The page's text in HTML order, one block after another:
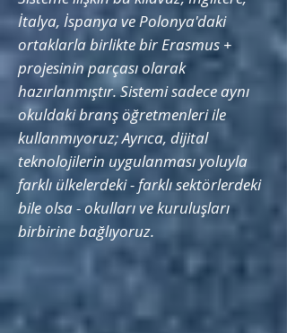
İtalya, İspanya ve Polonya'daki
ortaklarla birlikte bir Erasmus +
projesinin parçası olarak
hazırlanmıştır.Sistemi sadece aynı
okuldaki branş öğretmenleri ile
kullanmıyoruz; Ayrıca, dijital
teknolojilerin uygulanması yoluyla
farklı ülkelerdeki - farklı sektörlerdeki
bile olsa - okulları ve kuruluşları
birbirine bağlıyoruz.